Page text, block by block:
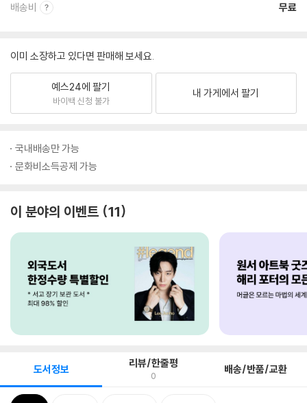
배송비 무료
이미 소장하고 있다면 판매해 보세요.
예스24에 팔기
바이백 신청 불가
내 가게에서 팔기
국내배송만 가능
문화비소득공제 가능
이 분야의 이벤트 11
도서정보 리뷰/한줄평
0 배송/반품/교환